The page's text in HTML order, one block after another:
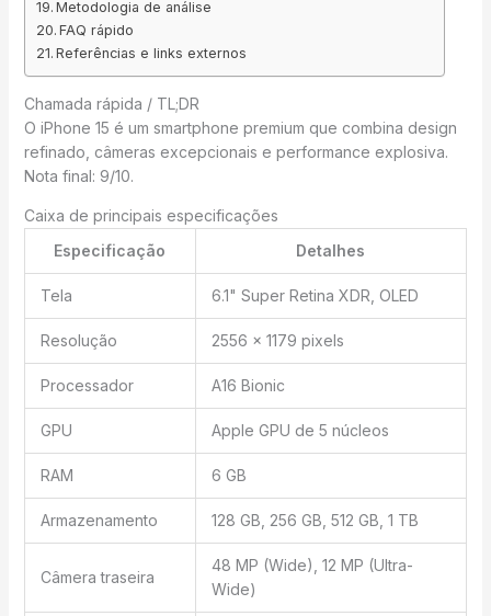
Metodologia de análise
FAQ rápido
Referências e links externos
Chamada rápida / TL;DR
O iPhone 15 é um smartphone premium que combina design
refinado, câmeras excepcionais e performance explosiva.
Nota final: 9/10.
Caixa de principais especificações
Especificação
Detalhes
Tela 6.1" Super Retina XDR, OLED
Resolução 2556 x 1179 pixels
Processador A16 Bionic
GPU Apple GPU de 5 núcleos
RAM 6 GB
Armazenamento 128 GB, 256 GB, 512 GB, 1 TB
Câmera traseira
48 MP (Wide), 12 MP (Ultra-
Wide)